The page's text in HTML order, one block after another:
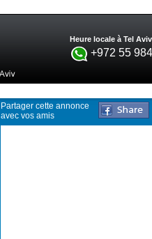
Heure locale à Tel
+972 55
Partager cette annonce
avec vos amis